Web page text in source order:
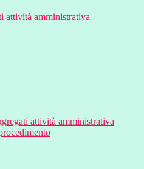
attività amministrativa
attività amministrativa